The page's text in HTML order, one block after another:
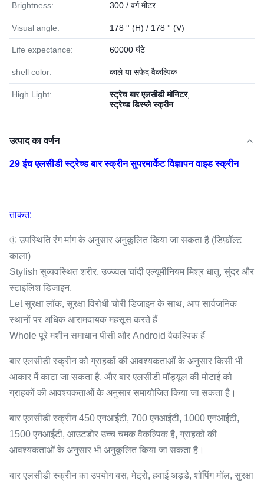
Brightness: 300 / वर्ग मीटर
Visual angle: 178 ° (H) / 178 ° (V)
Life expectance: 60000 घंटे
shell color: काले या सफेद वैकल्पिक
High Light: स्ट्रेच बार एलसीडी मॉनिटर,
स्ट्रेच्ड डिस्प्ले स्क्रीन
उत्पाद का वर्णन
29 इंच एलसीडी स्ट्रेच्ड बार स्क्रीन सुपरमार्केट विज्ञापन वाइड स्क्रीन
ताकत:
① उपस्थिति रंग मांग के अनुसार अनुकूलित किया जा सकता है (डिफ़ॉल्ट
काला)
Stylish सुव्यवस्थित शरीर, उज्ज्वल चांदी एल्यूमीनियम मिश्र धातु, सुंदर और
स्टाइलिश डिजाइन,
Let सुरक्षा लॉक, सुरक्षा विरोधी चोरी डिजाइन के साथ, आप सार्वजनिक
स्थानों पर अधिक आरामदायक महसूस करते हैं
Whole पूरे मशीन समाधान पीसी और Android वैकल्पिक हैं
बार एलसीडी स्क्रीन को ग्राहकों की आवश्यकताओं के अनुसार किसी भी
आकार में काटा जा सकता है, और बार एलसीडी मॉड्यूल की मोटाई को
ग्राहकों की आवश्यकताओं के अनुसार समायोजित किया जा सकता है।
बार एलसीडी स्क्रीन 450 एनआईटी, 700 एनआईटी, 1000 एनआईटी,
1500 एनआईटी, आउटडोर उच्च चमक वैकल्पिक है, ग्राहकों की
आवश्यकताओं के अनुसार भी अनुकूलित किया जा सकता है।
बार एलसीडी स्क्रीन का उपयोग बस, मेट्रो, हवाई अड्डे, शॉपिंग मॉल, सुरक्षा